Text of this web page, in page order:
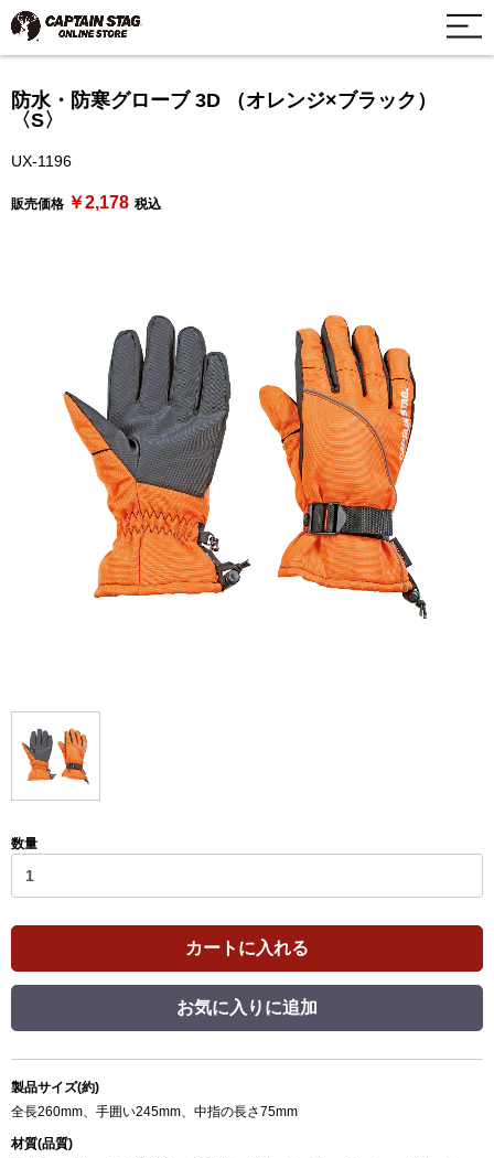
防水・防寒グローブ 3D （オレンジ×ブラック）
〈S〉
UX-1196
販売価格 ￥2,178 税込
数量
カートに入れる
お気に入りに追加
製品サイズ(約)
全長260mm、手囲い245mm、中指の長さ75mm
材質(品質)